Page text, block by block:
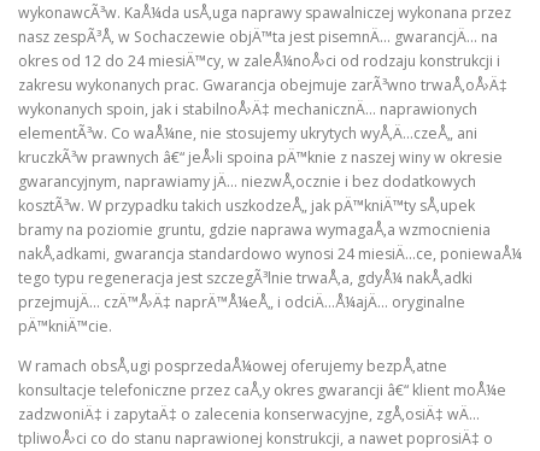
wykonawcÃ³w. KaÅ¼da usÅ‚uga naprawy spawalniczej wykonana przez
nasz zespÃ³Å‚ w Sochaczewie objÄ™ta jest pisemnÄ… gwarancjÄ… na
okres od 12 do 24 miesiÄ™cy, w zaleÅ¼noÅ›ci od rodzaju konstrukcji i
zakresu wykonanych prac. Gwarancja obejmuje zarÃ³wno trwaÅ‚oÅ›Ä‡
wykonanych spoin, jak i stabilnoÅ›Ä‡ mechanicznÄ… naprawionych
elementÃ³w. Co waÅ¼ne, nie stosujemy ukrytych wyÅ‚Ä…czeÅ„ ani
kruczkÃ³w prawnych â€“ jeÅ›li spoina pÄ™knie z naszej winy w okresie
gwarancyjnym, naprawiamy jÄ… niezwÅ‚ocznie i bez dodatkowych
kosztÃ³w. W przypadku takich uszkodzeÅ„ jak pÄ™kniÄ™ty sÅ‚upek
bramy na poziomie gruntu, gdzie naprawa wymagaÅ‚a wzmocnienia
nakÅ‚adkami, gwarancja standardowo wynosi 24 miesiÄ…ce, poniewaÅ¼
tego typu regeneracja jest szczegÃ³lnie trwaÅ‚a, gdyÅ¼ nakÅ‚adki
przejmujÄ… czÄ™Å›Ä‡ naprÄ™Å¼eÅ„ i odciÄ…Å¼ajÄ… oryginalne
pÄ™kniÄ™cie.
W ramach obsÅ‚ugi posprzedaÅ¼owej oferujemy bezpÅ‚atne
konsultacje telefoniczne przez caÅ‚y okres gwarancji â€“ klient moÅ¼e
zadzwoniÄ‡ i zapytaÄ‡ o zalecenia konserwacyjne, zgÅ‚osiÄ‡ wÄ…
tpliwoÅ›ci co do stanu naprawionej konstrukcji, a nawet poprosiÄ‡ o